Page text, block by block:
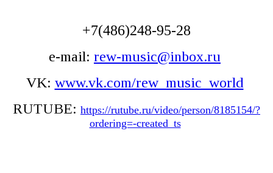
+7(486)248-95-28
e-mail: rew-music@inbox.ru
VK: www.vk.com/rew_music_world
RUTUBE: https://rutube.ru/video/person/8185154/?
ordering=-created_ts